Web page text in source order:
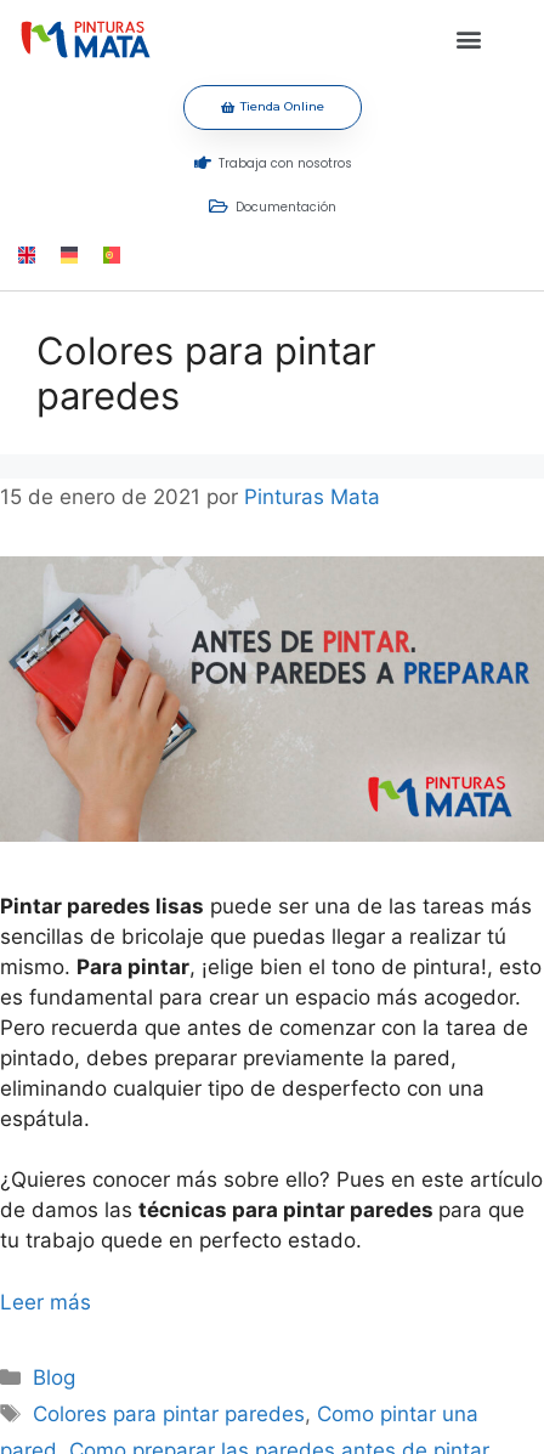
Tienda Online
Trabaja con nosotros
Documentación
Colores para pintar
paredes
15 de enero de 2021 por Pinturas Mata
Pintar paredes lisas puede ser una de las tareas más
sencillas de bricolaje que puedas llegar a realizar tú
mismo. Para pintar, ¡elige bien el tono de pintura!, esto
es fundamental para crear un espacio más acogedor.
Pero recuerda que antes de comenzar con la tarea de
pintado, debes preparar previamente la pared,
eliminando cualquier tipo de desperfecto con una
espátula.
¿Quieres conocer más sobre ello? Pues en este artículo
de damos las técnicas para pintar paredes para que
tu trabajo quede en perfecto estado.
Leer más
Blog
Colores para pintar paredes, Como pintar una